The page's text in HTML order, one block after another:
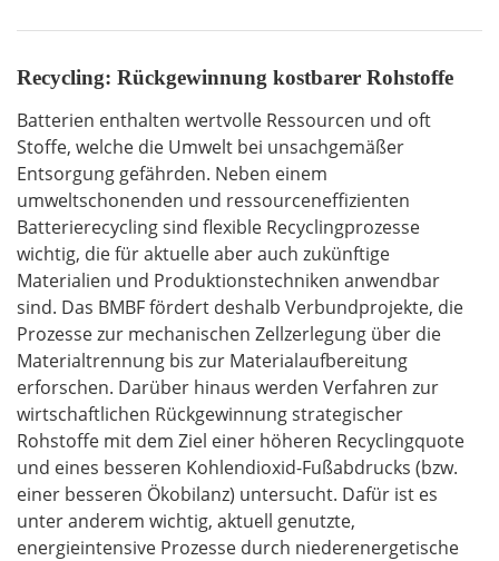
Recycling: Rückgewinnung kostbarer Rohstoffe
Batterien enthalten wertvolle Ressourcen und oft
Stoffe, welche die Umwelt bei unsachgemäßer
Entsorgung gefährden. Neben einem
umweltschonenden und ressourceneffizienten
Batterierecycling sind flexible Recyclingprozesse
wichtig, die für aktuelle aber auch zukünftige
Materialien und Produktionstechniken anwendbar
sind. Das BMBF fördert deshalb Verbundprojekte, die
Prozesse zur mechanischen Zellzerlegung über die
Materialtrennung bis zur Materialaufbereitung
erforschen. Darüber hinaus werden Verfahren zur
wirtschaftlichen Rückgewinnung strategischer
Rohstoffe mit dem Ziel einer höheren Recyclingquote
und eines besseren Kohlendioxid-Fußabdrucks (bzw.
einer besseren Ökobilanz) untersucht. Dafür ist es
unter anderem wichtig, aktuell genutzte,
energieintensive Prozesse durch niederenergetische